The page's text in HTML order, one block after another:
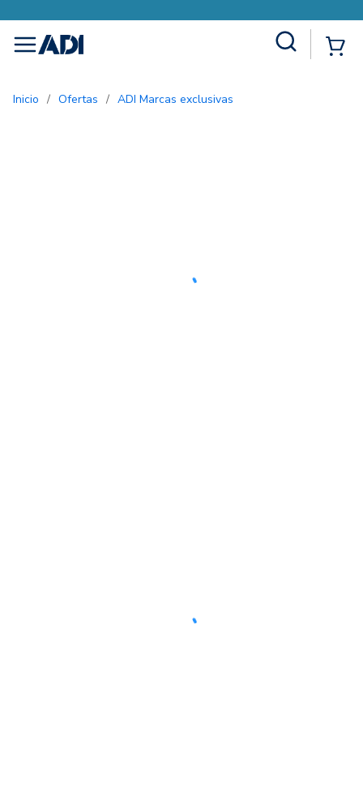
menu
Inicio / Ofertas / ADI Marcas exclusivas